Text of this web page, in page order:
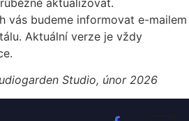
vás budeme informovat e-mailem
Aktuální verze je vždy
Studio, únor 2026